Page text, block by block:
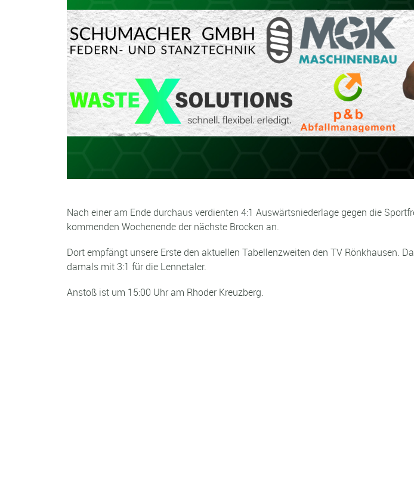
Nach einer am Ende durchaus verdienten 4:1 Auswärtsniederlage gegen die
kommenden Wochenende der nächste Brocken an.
Dort empfängt unsere Erste den aktuellen Tabellenzweiten den TV Rönkhausen.
damals mit 3:1 für die Lennetaler.
Anstoß ist um 15:00 Uhr am Rhoder Kreuzberg.